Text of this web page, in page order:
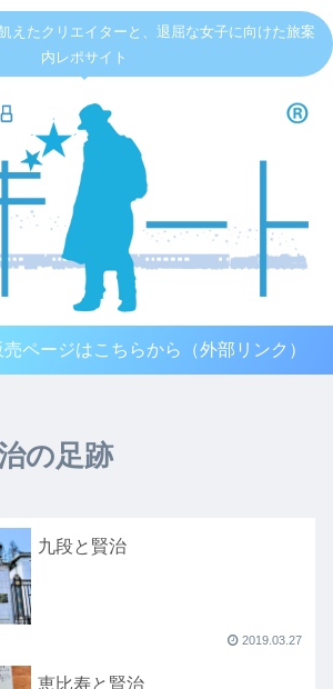
えたクリエイターと、退屈な女子に向けた旅案
内レポサイト
ページはこちらから（外部リンク）
の足跡
九段と賢治
2019.03.27
恵比寿と賢治